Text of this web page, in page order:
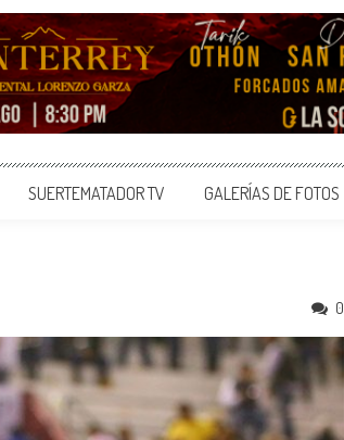
SUERTEMATADOR TV GALERÍAS DE FOTOS
0